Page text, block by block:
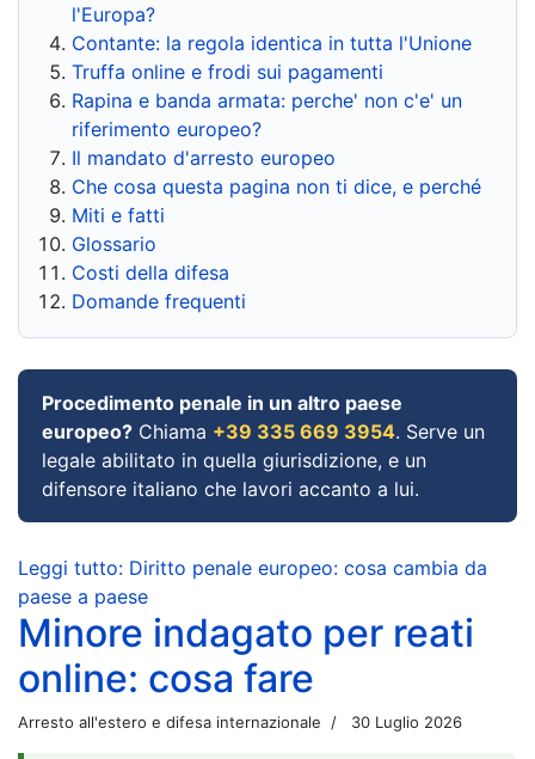
l'Europa?
Contante: la regola identica in tutta l'Unione
Truffa online e frodi sui pagamenti
Rapina e banda armata: perche' non c'e' un
riferimento europeo?
Il mandato d'arresto europeo
Che cosa questa pagina non ti dice, e perché
Miti e fatti
Glossario
Costi della difesa
Domande frequenti
Procedimento penale in un altro paese
europeo? Chiama +39 335 669 3954. Serve un
legale abilitato in quella giurisdizione, e un
difensore italiano che lavori accanto a lui.
Leggi tutto: Diritto penale europeo: cosa cambia da
paese a paese
Minore indagato per reati
online: cosa fare
Arresto all'estero e difesa internazionale 30 Luglio 2026